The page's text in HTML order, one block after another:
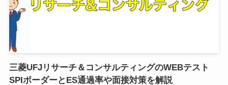
三菱UFJリサーチ＆コンサルティングのWEBテスト
SPIボーダーとES通過率や面接対策を解説